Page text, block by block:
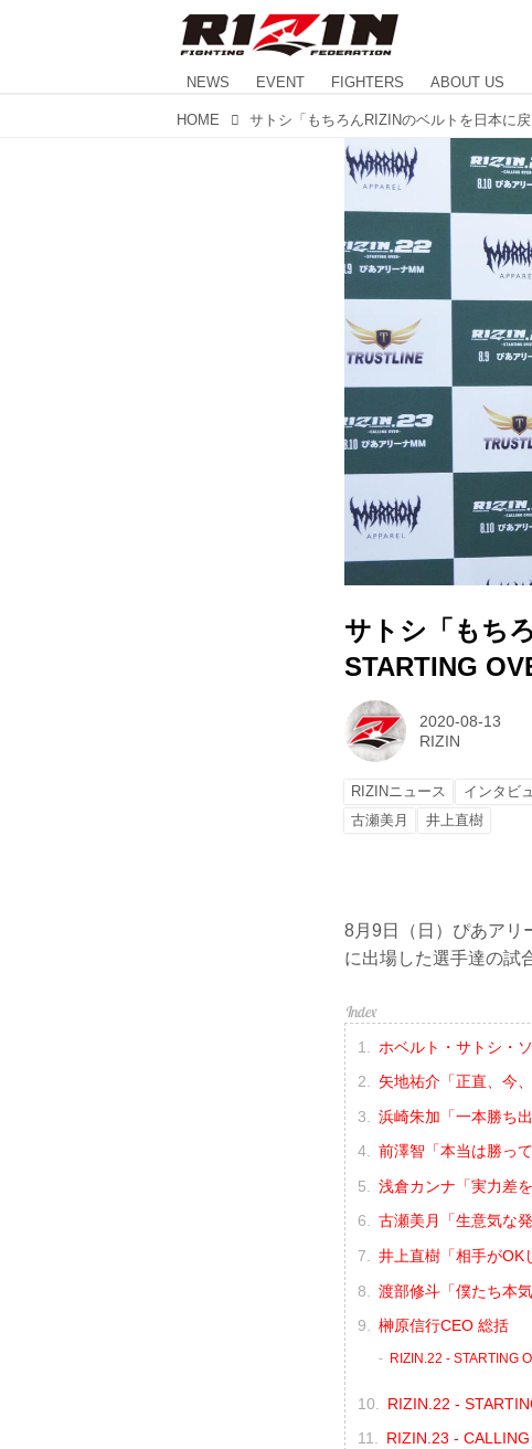
NEWS EVENT FIGHTERS ABOUT US
HOME
サトシ「もち
STARTING
2020-08-13
RIZIN
RIZINニュース インタビ
古瀬美月
井上直樹
8月9日（日）ぴあアリ
に出場した選手達の試
ホベルト・サトシ・
矢地祐介「正直、今
浜崎朱加「一本勝ち
前澤智「本当は勝っ
浅倉カンナ「実力差
古瀬美月「生意気な
井上直樹「相手がOK
渡部修斗「僕たち本
榊原信行CEO 総括
RIZIN.22 - STARTING
RIZIN.22 -
RIZIN.23 -